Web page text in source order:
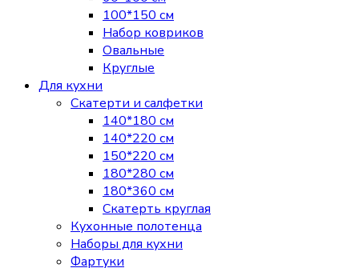
100*150 см
Набор ковриков
Овальные
Круглые
Для кухни
Скатерти и салфетки
140*180 см
140*220 см
150*220 см
180*280 см
180*360 см
Скатерть круглая
Кухонные полотенца
Наборы для кухни
Фартуки